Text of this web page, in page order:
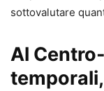
sottovalutare
Al